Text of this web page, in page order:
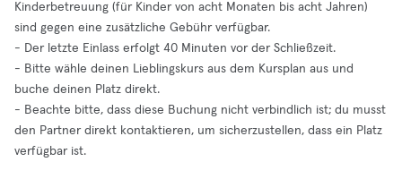
Kinderbetreuung (für Kinder von acht Monaten bis acht Jahren)
sind gegen eine zusätzliche Gebühr verfügbar.
- Der letzte Einlass erfolgt 40 Minuten vor der Schließzeit.
- Bitte wähle deinen Lieblingskurs aus dem Kursplan aus und
buche deinen Platz direkt.
- Beachte bitte, dass diese Buchung nicht verbindlich ist; du musst
den Partner direkt kontaktieren, um sicherzustellen, dass ein Platz
verfügbar ist.